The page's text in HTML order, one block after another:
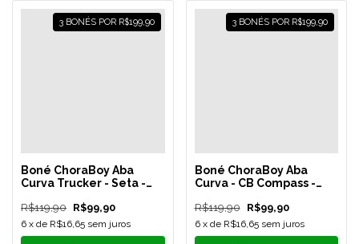
3 BONÉS POR R$199,90
Boné ChoraBoy Aba
Curva Trucker - Seta -
Bandeira/Amarelo - REF
17
R$119,90 R$99,90
6 x de R$16,65 sem juros
3 BONÉS POR R$199,90
Boné ChoraBoy Aba
Curva - CB Compass -
15
R$119,90 R$99,90
6 x de R$16,65 sem juros